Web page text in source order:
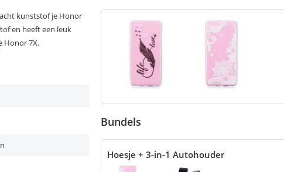
kunststof je Honor
en heeft een leuk
Honor 7X.
Bundels
Hoesje + 3-in-1 Autohouder